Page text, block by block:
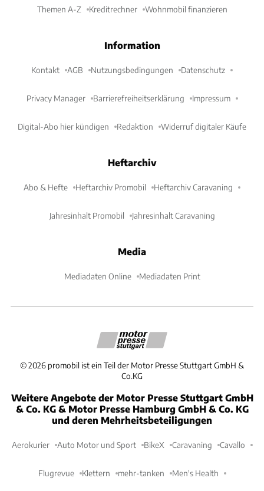
Themen A-Z Kreditrechner Wohnmobil finanzieren
Information
Kontakt AGB Nutzungsbedingungen Datenschutz
Privacy Manager Barrierefreiheitserklärung Impressum
Digital-Abo hier kündigen Redaktion Widerruf digitaler Käufe
Heftarchiv
Abo & Hefte Heftarchiv Promobil Heftarchiv Caravaning
Jahresinhalt Promobil Jahresinhalt Caravaning
Media
Mediadaten Online Mediadaten Print
©2026 promobil ist ein Teil der Motor Presse Stuttgart GmbH &
Co.KG
Weitere Angebote der Motor Presse Stuttgart GmbH
& Co. KG & Motor Presse Hamburg GmbH & Co. KG
und deren Mehrheitsbeteiligungen
Aerokurier Auto Motor und Sport BikeX Caravaning Cavallo
Flugrevue Klettern mehr-tanken Men's Health